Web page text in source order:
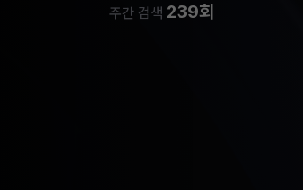
주간 검색 239회